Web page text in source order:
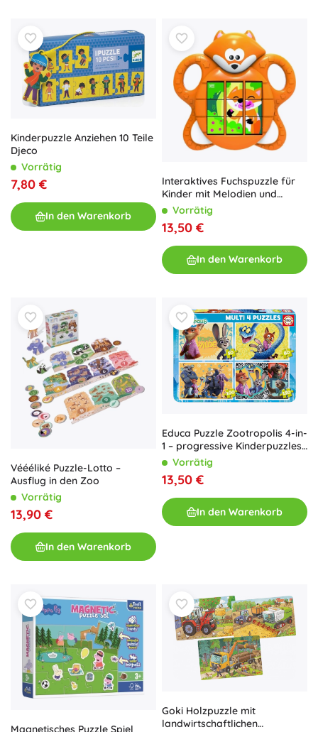
Kinderpuzzle Anziehen 10 Teile
Djeco
Vorrätig
7,80 €
In den Warenkorb
Interaktives Fuchspuzzle für
Kinder mit Melodien und
Geräuschen
Vorrätig
13,50 €
In den Warenkorb
Véééliké Puzzle-Lotto –
Ausflug in den Zoo
Vorrätig
13,90 €
In den Warenkorb
Educa Puzzle Zootropolis 4-in-
1 – progressive Kinderpuzzles
(50, 80, 100 und 150 Teile)
Vorrätig
13,50 €
In den Warenkorb
Magnetisches Puzzle Spiel
Goki Holzpuzzle mit
landwirtschaftlichen